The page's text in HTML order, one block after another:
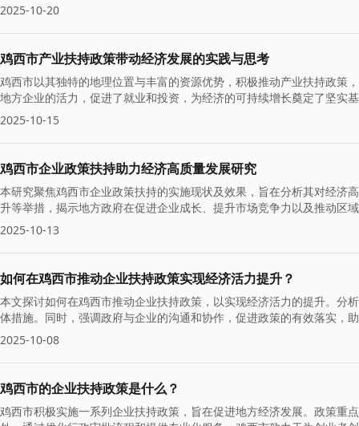
2025-10-20
鸡西市产业扶持政策带动经济发展的实践与思考
鸡西市以其独特的地理位置与丰富的资源优势，积极推动产业扶持政策
地方企业的活力，促进了就业和投资，为经济的可持续增长奠定了坚实
战。
2025-10-15
鸡西市企业政策扶持助力经济高质量发展研究
本研究聚焦鸡西市企业政策扶持的实施现状及效果，旨在分析其对经济
升等举措，揭示地方政府在促进企业成长、提升市场竞争力以及推动区
2025-10-13
如何在鸡西市推动企业扶持政策实现经济活力提升？
本文探讨如何在鸡西市推动企业扶持政策，以实现经济活力的提升。分
体措施。同时，强调政府与企业的沟通和协作，促进政策的有效落实，
2025-10-08
鸡西市的企业扶持政策是什么？
鸡西市积极实施一系列企业扶持政策，旨在促进地方经济发展。政策重